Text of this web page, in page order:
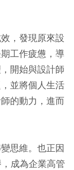
，發現原來設
工作疲憊，導
開始與設計師
並將個人生活
的動力，進而
思維。也正因
成為企業高管